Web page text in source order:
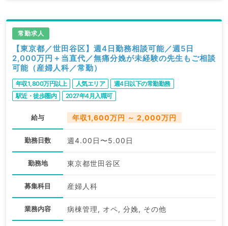
常勤求人
【東京都／世田谷区】週4日勤務相談可能／週5日
2,000万円＋当直代／無痛分娩が未経験の先生もご相談
可能（産婦人科／常勤）
年収1,800万円以上 人気エリア
週4日以下の常勤勤務
駅近・徒歩圏内
2027年4月入職可
給与 年収1,600万円 ～ 2,000万円
勤務日数 週4.00日〜5.00日
勤務地 東京都世田谷区
募集科目 産婦人科
業務内容 病棟管理, オペ, 分娩, その他